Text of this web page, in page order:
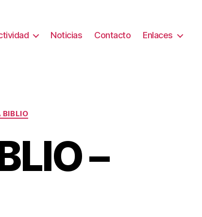
Noticias Contacto Enlaces
BIBLIO
–